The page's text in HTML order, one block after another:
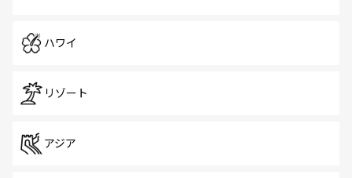
ハワイ
リゾート
アジア